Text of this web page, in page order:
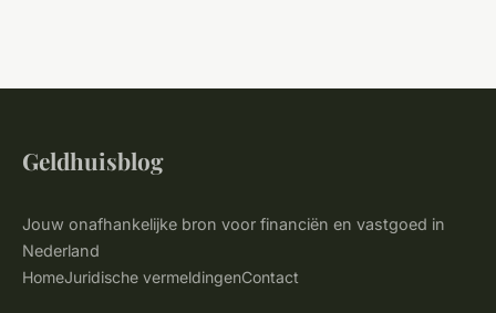
Geldhuisblog
Jouw onafhankelijke bron voor financiën en vastgoed in
Nederland
HomeJuridische vermeldingenContact